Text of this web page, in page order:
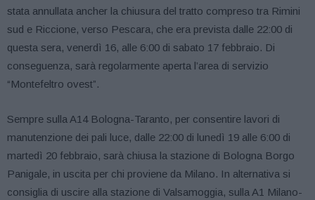
stata annullata ancher la chiusura del tratto compreso tra Rimini
sud e Riccione, verso Pescara, che era prevista dalle 22:00 di
questa sera, venerdì 16, alle 6:00 di sabato 17 febbraio. Di
conseguenza, sarà regolarmente aperta l’area di servizio
“Montefeltro ovest”.
Sempre sulla A14 Bologna-Taranto, per consentire lavori di
manutenzione dei pali luce, dalle 22:00 di lunedì 19 alle 6:00 di
martedì 20 febbraio, sarà chiusa la stazione di Bologna Borgo
Panigale, in uscita per chi proviene da Milano. In alternativa si
consiglia di uscire alla stazione di Valsamoggia, sulla A1 Milano-